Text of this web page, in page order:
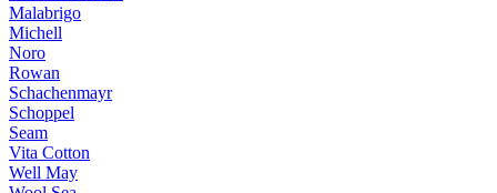
Malabrigo
Michell
Noro
Rowan
Schachenmayr
Schoppel
Seam
Vita Cotton
Well May